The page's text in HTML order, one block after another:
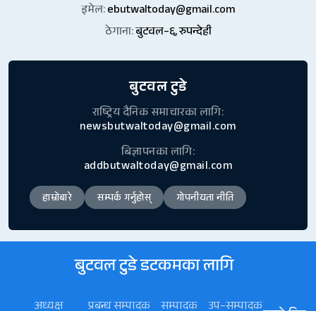
इमेल:ebutwaltoday@gmail.com
ठेगाना:बुटवल–६, रुपन्देही
बुटवल टुडे
राष्ट्रिय दैनिक समाचारका लागि:
newsbutwaltoday@gmail.com
बिज्ञापनका लागि:
addbutwaltoday@gmail.com
हाम्रोबारे सम्पर्क गर्नुहोस् गोपनीयता नीति
बुटवल टुडे डटकमका लागि